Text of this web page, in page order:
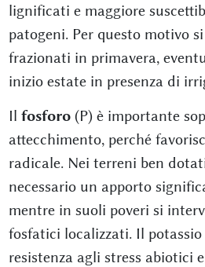
lignificati e maggiore
patogeni. Per questo motivo
frazionati in primavera,
inizio estate in presenza di
Il fosforo(P) è importante
attecchimento, perché
radicale. Nei terreni ben
necessario un apporto
mentre in suoli poveri si
fosfatici localizzati. Il
resistenza agli stress abiotici